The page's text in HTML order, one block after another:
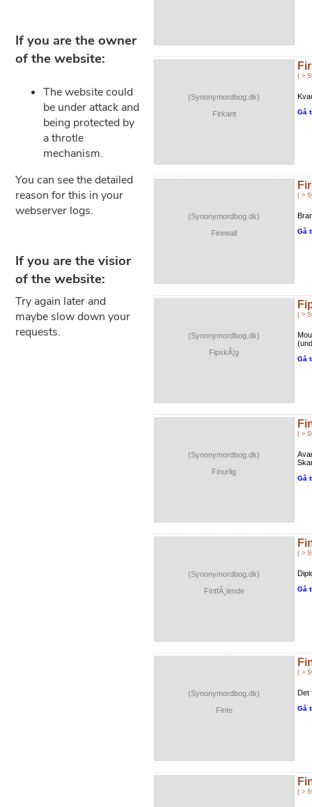
(Synonymordbog.dk)
Firkant
( >
Gå
(Synonymordbog.dk)
Firewall
( >
Gå
(Synonymordbog.dk)
FipskÃ¦g
( >
Gå
(Synonymordbog.dk)
Finurlig
( >
Gå
(Synonymordbog.dk)
FintfÃ¸lende
( >
Gå
(Synonymordbog.dk)
Finte
( >
Det
Gå
( >